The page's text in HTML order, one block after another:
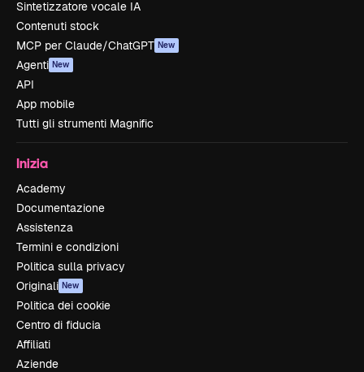
Sintetizzatore vocale IA
Contenuti stock
MCP per Claude/ChatGPT New
Agenti New
API
App mobile
Tutti gli strumenti Magnific
Inizia
Academy
Documentazione
Assistenza
Termini e condizioni
Politica sulla privacy
Originali New
Politica dei cookie
Centro di fiducia
Affiliati
Aziende